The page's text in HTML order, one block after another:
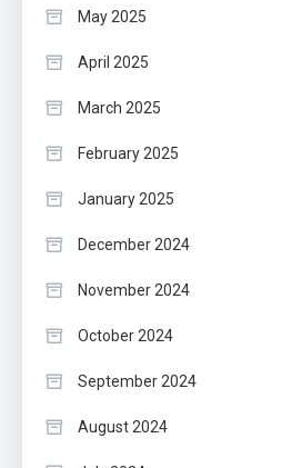
May 2025
April 2025
March 2025
February 2025
January 2025
December 2024
November 2024
October 2024
September 2024
August 2024